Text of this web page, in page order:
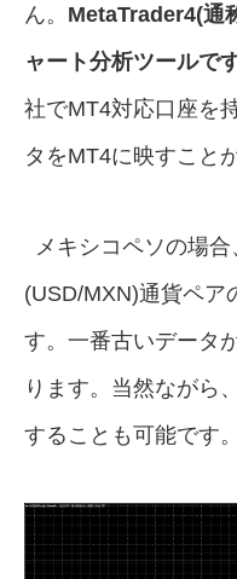
ん。 MetaTrader4(通
ャート分析ツールで
社でMT4対応口座を
タをMT4に映すこと
メキシコペソの場
(USD/MXN)通貨ペア
す。一番古いデータ
ります。当然ながら
することも可能です。